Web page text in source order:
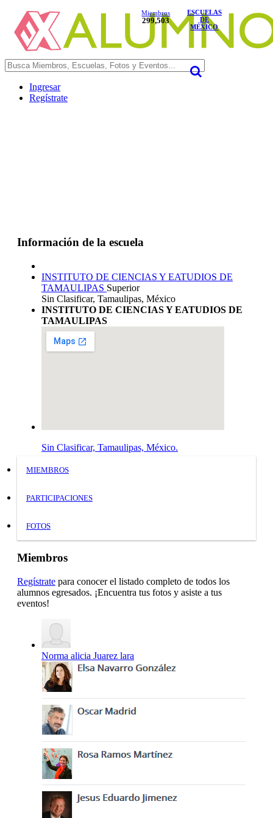
Miembros
299,503
ESCUELAS
DE
MÉXICO
Ingresar
Regístrate
Información de la escuela
INSTITUTO DE CIENCIAS Y EATUDIOS DE
TAMAULIPAS Superior
Sin Clasificar, Tamaulipas, México
INSTITUTO DE CIENCIAS Y EATUDIOS DE
TAMAULIPAS
Sin Clasificar, Tamaulipas, México.
MIEMBROS
PARTICIPACIONES
FOTOS
Miembros
Regístrate para conocer el listado completo de todos los
alumnos egresados. ¡Encuentra tus fotos y asiste a tus
eventos!
Norma alicia Juarez lara